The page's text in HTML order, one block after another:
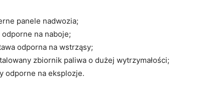
panele nadwozia;
odporne na naboje;
odporna na wstrząsy;
zbiornik paliwa o dużej wytrzymałości;
odporne na eksplozje.